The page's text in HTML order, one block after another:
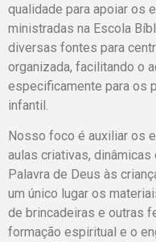
qualidade para apoiar os
ministradas na Escola
diversas fontes para
organizada, facilitando o
especificamente para os
infantil.
Nosso foco é auxiliar os
aulas criativas,
Palavra de Deus às
um único lugar os
de brincadeiras e outras
formação espiritual e o